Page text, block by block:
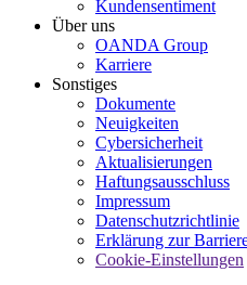
Kundensentiment
Über uns
OANDA Group
Karriere
Sonstiges
Dokumente
Neuigkeiten
Cybersicherheit
Aktualisierungen
Haftungsausschluss
Impressum
Datenschutzrichtlinie
Erklärung zur
Cookie-Einstellungen